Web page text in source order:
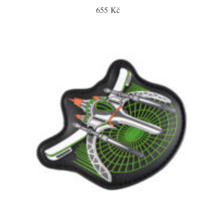
655 Kč